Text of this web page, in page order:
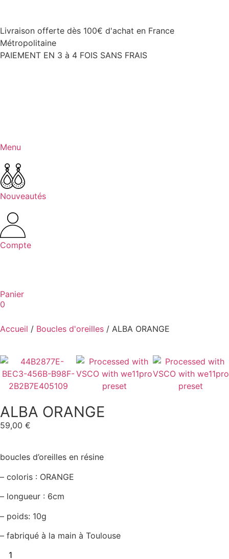
Livraison offerte dès 100€ d'achat en France
Métropolitaine
PAIEMENT EN 3 à 4 FOIS SANS FRAIS
Menu
Nouveautés
Compte
Panier
0
Accueil / Boucles d'oreilles / ALBA ORANGE
ALBA ORANGE
59,00 €
boucles d’oreilles en résine
– coloris : ORANGE
– longueur : 6cm
– poids: 10g
– fabriqué à la main à Toulouse